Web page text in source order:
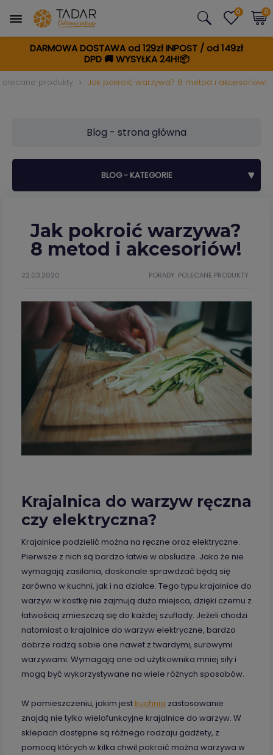
DARMOWA DOSTAWA od 129zł INPOST / od 149zł
DPD🚚WYSYŁKA 24H!📦
0 0
produkty Jak pokroić warzywa? 8 metod i akcesoriów!
BLOG - KATEGORIE
Blog - strona główna
Jak pokroić warzywa?
8 metod i akcesoriów!
POLECANE PRODUKTY
PORADY
22.03.2020
Krajalnica do warzyw ręczna
czy elektryczna?
Krajalnice podzielić można na ręczne oraz elektryczne.
Pierwsze z nich są bardzo łatwe w obsłudze. Jako że nie
wymagają zasilania, doskonale sprawdzać będą się
zarówno w kuchni, jak i na działce. Tego typu krajalnice do
warzyw w kostkę nie zajmują dużo miejsca, dzięki czemu z
łatwością zmieszczą się do każdej szuflady. Jeżeli chodzi
natomiast o krajalnice do warzyw elektryczne, bardzo
dobrze radzą sobie one nawet z twardymi, surowymi
warzywami. Wymagają one od użytkownika mniej siły i
mogą być wykorzystywane na wiele różnych sposobów.
W pomieszczeniu, jakim jest kuchnia zastosowanie
znajdą nie tylko wielofunkcyjne krajalnice do warzyw. W
sklepach dostępne są różnego rodzaju gadżety, z
pomocą których w kilka chwil pokroić można warzywa w